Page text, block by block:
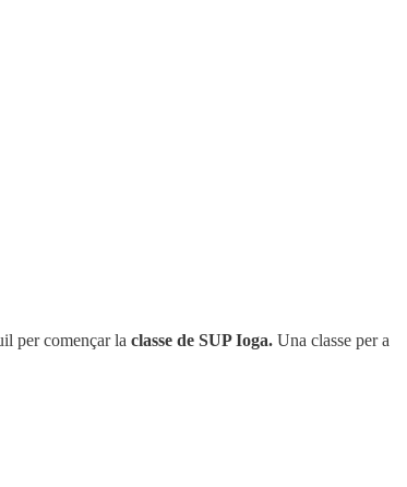
per començar la classe de SUP Ioga. Una classe per a